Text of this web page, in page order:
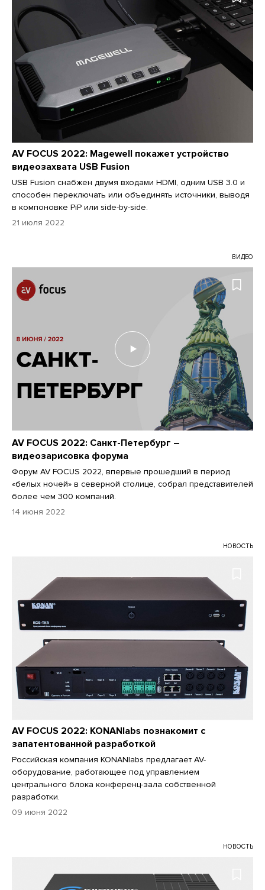
AV FOCUS 2022: Magewell покажет устройство
видеозахвата USB Fusion
USB Fusion снабжен двумя входами HDMI, одним USB 3.0 и
способен переключать или объединять источники, выводя
в компоновке PiP или side-by-side.
21 июля 2022
ВИДЕО
AV FOCUS 2022: Санкт-Петербург –
видеозарисовка форума
Форум AV FOCUS 2022, впервые прошедший в период
«белых ночей» в северной столице, собрал представителей
более чем 300 компаний.
14 июня 2022
НОВОСТЬ
AV FOCUS 2022: KONANlabs познакомит с
запатентованной разработкой
Российская компания KONANlabs предлагает AV-
оборудование, работающее под управлением
центрального блока конференц-зала собственной
разработки.
09 июня 2022
НОВОСТЬ